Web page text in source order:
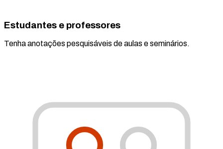
Estudantes e professores
Tenha anotações pesquisáveis de aulas e seminários.